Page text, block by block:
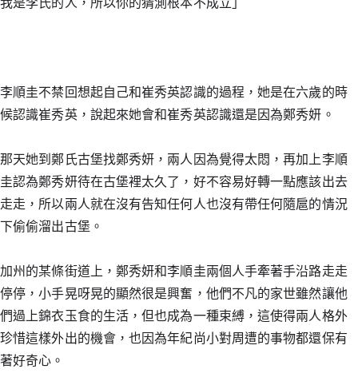
李順圭不禁回想起自己和崔秀英認識的過程，她是在六歲的時
候認識崔秀英，說起來她會和崔秀英認識還是因為鄭秀妍。
那天她到鄭氏古堡找鄭秀妍，兩人因為覺得太悶，再加上李順
圭認為鄭秀妍待在古堡裡太久了，好不容易好轉一點應該出去
走走，所以兩人就在沒有告知任何人也沒有帶任何隨扈的情況
下偷偷溜出古堡。
加州的某條街道上，鄭秀妍和李順圭兩個人手牽著手沿路走走
停停，小手晃呀晃的顯然很是興奮，他們不凡的家世雖然讓他
們過上錦衣玉食的生活，但也成為一種束縛，這使得兩人格外
珍惜這樣外出的機會，也因為年紀尚小對周遭的事物都還保有
著好奇心。